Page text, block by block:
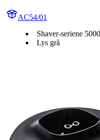
AC54/01
Shaver-seriene
Lys grå